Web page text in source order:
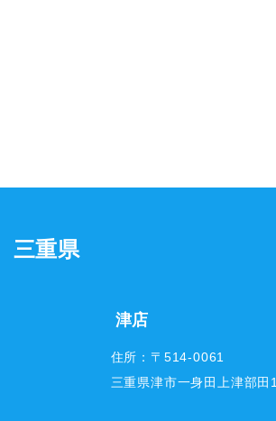
三重県
津店
住所：〒514-0061
三重県津市一身田上津部田